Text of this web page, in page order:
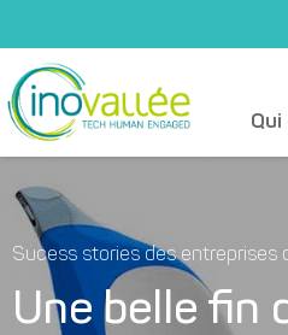
Sucess stories des entreprises
Une belle fin